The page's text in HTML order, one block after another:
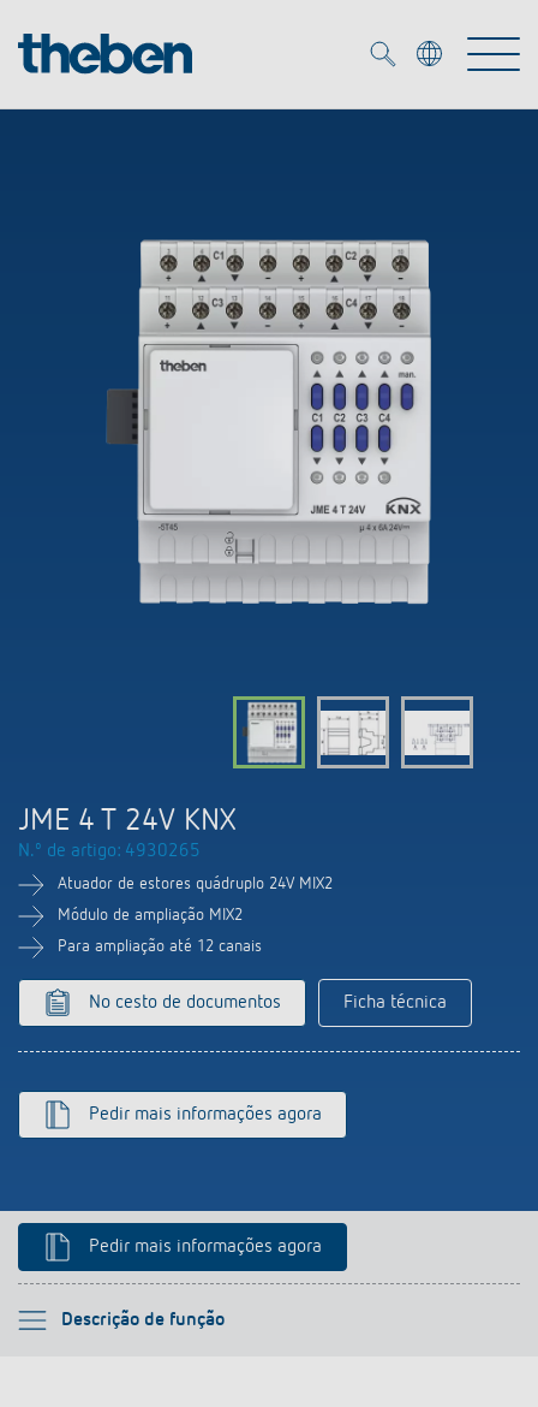
Smart Home
Detetores de presença e movimentos
Foco LED
Controlo da hora e da luz
Biblioteca de mídia
Seminários técnicos
Sistema de casa inteligente LUXORliving
Comutação e regulação de LEDs
Theben AG
Informações atuais
Linha direta
Distribuicao global
Pesquisador de produtos
JME 4 T 24V KNX
N.º de artigo: 4930265
Atuador de estores quádruplo 24V MIX2
Módulo de ampliação MIX2
Para ampliação até 12 canais
No cesto de documentos Ficha técnica
Pedir mais informações agora
Pedir mais informações agora
Descrição de função
Por favor selecione